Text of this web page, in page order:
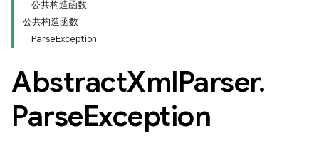
公共构造函数
公共构造函数
ParseException
AbstractXmlParser.
ParseException